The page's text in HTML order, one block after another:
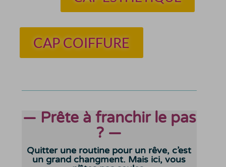
CAP COIFFURE
— Prête à franchir le pas
? —
Quitter une routine pour un rêve, c’est
un grand changment. Mais ici, vous